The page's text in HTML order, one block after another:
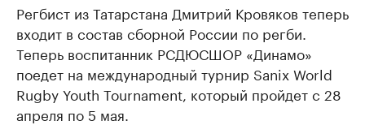
Регбист из Татарстана Дмитрий Кровяков теперь
входит в состав сборной России по регби.
Теперь воспитанник РСДЮСШОР «Динамо»
поедет на международный турнир Sanix World
Rugby Youth Tournament, который пройдет с 28
апреля по 5 мая.